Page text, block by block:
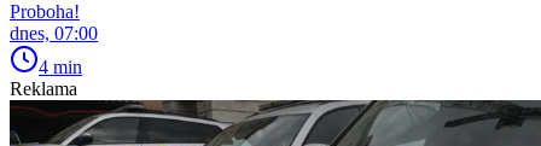
Proboha!
dnes, 07:00
4 min
Reklama